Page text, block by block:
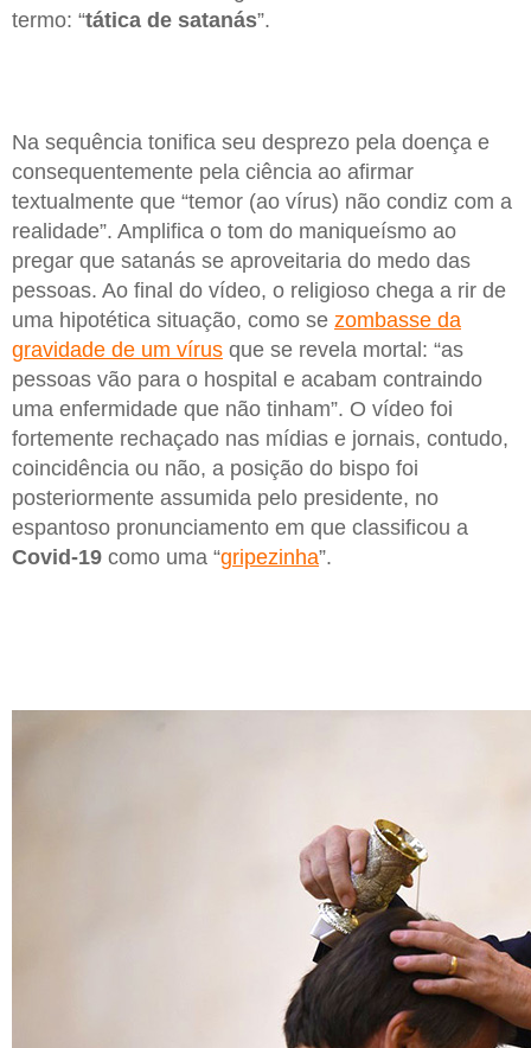
termo: “tática de satanás”.
Na sequência tonifica seu desprezo pela doença e
consequentemente pela ciência ao afirmar
textualmente que “temor (ao vírus) não condiz com a
realidade”. Amplifica o tom do maniqueísmo ao
pregar que satanás se aproveitaria do medo das
pessoas. Ao final do vídeo, o religioso chega a rir de
uma hipotética situação, como se zombasse da
gravidade de um vírus que se revela mortal: “as
pessoas vão para o hospital e acabam contraindo
uma enfermidade que não tinham”. O vídeo foi
fortemente rechaçado nas mídias e jornais, contudo,
coincidência ou não, a posição do bispo foi
posteriormente assumida pelo presidente, no
espantoso pronunciamento em que classificou a
Covid-19 como uma “gripezinha”.